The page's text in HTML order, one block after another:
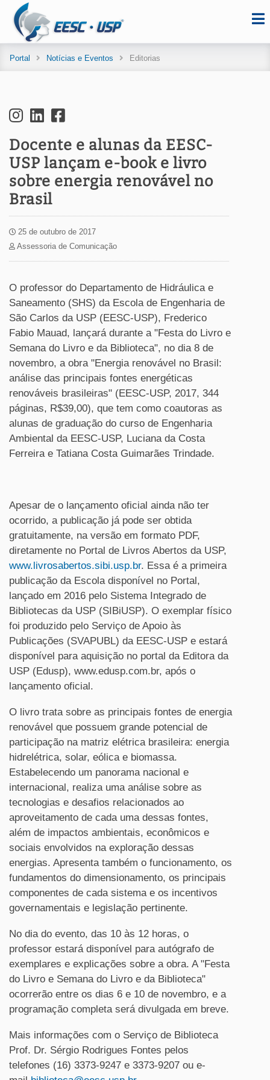
Portal Notícias e Eventos Editorias
Docente e alunas da EESC-
USP lançam e-book e livro
sobre energia renovável no
Brasil
25 de outubro de 2017
Assessoria de Comunicação
O professor do Departamento de Hidráulica e
Saneamento (SHS) da Escola de Engenharia de
São Carlos da USP (EESC-USP), Frederico
Fabio Mauad, lançará durante a "Festa do Livro e
Semana do Livro e da Biblioteca", no dia 8 de
novembro, a obra "Energia renovável no Brasil:
análise das principais fontes energéticas
renováveis brasileiras" (EESC-USP, 2017, 344
páginas, R$39,00), que tem como coautoras as
alunas de graduação do curso de Engenharia
Ambiental da EESC-USP, Luciana da Costa
Ferreira e Tatiana Costa Guimarães Trindade.
Apesar de o lançamento oficial ainda não ter
ocorrido, a publicação já pode ser obtida
gratuitamente, na versão em formato PDF,
diretamente no Portal de Livros Abertos da USP,
www.livrosabertos.sibi.usp.br. Essa é a primeira
publicação da Escola disponível no Portal,
lançado em 2016 pelo Sistema Integrado de
Bibliotecas da USP (SIBiUSP). O exemplar físico
foi produzido pelo Serviço de Apoio às
Publicações (SVAPUBL) da EESC-USP e estará
disponível para aquisição no portal da Editora da
USP (Edusp), www.edusp.com.br, após o
lançamento oficial.
O livro trata sobre as principais fontes de energia
renovável que possuem grande potencial de
participação na matriz elétrica brasileira: energia
hidrelétrica, solar, eólica e biomassa.
Estabelecendo um panorama nacional e
internacional, realiza uma análise sobre as
tecnologias e desafios relacionados ao
aproveitamento de cada uma dessas fontes,
além de impactos ambientais, econômicos e
sociais envolvidos na exploração dessas
energias. Apresenta também o funcionamento, os
fundamentos do dimensionamento, os principais
componentes de cada sistema e os incentivos
governamentais e legislação pertinente.
No dia do evento, das 10 às 12 horas, o
professor estará disponível para autógrafo de
exemplares e explicações sobre a obra. A "Festa
do Livro e Semana do Livro e da Biblioteca"
ocorrerão entre os dias 6 e 10 de novembro, e a
programação completa será divulgada em breve.
Mais informações com o Serviço de Biblioteca
Prof. Dr. Sérgio Rodrigues Fontes pelos
telefones (16) 3373-9247 e 3373-9207 ou e-